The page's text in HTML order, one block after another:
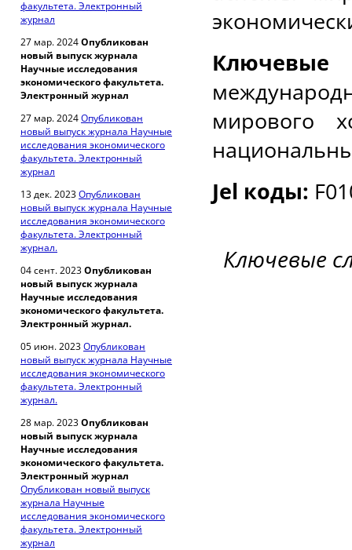
факультета. Электронный
журнал
27 мар. 2024Опубликован
новый выпуск журнала
Научные исследования
экономического факультета.
Электронный журнал
27 мар. 2024Опубликован
новый выпуск журнала Научные
исследования экономического
факультета. Электронный
журнал
13 дек. 2023Опубликован
новый выпуск журнала Научные
исследования экономического
факультета. Электронный
журнал.
04 сент. 2023Опубликован
новый выпуск журнала
Научные исследования
экономического факультета.
Электронный журнал.
05 июн. 2023Опубликован
новый выпуск журнала Научные
исследования экономического
факультета. Электронный
журнал.
28 мар. 2023Опубликован
новый выпуск журнала
Научные исследования
экономического факультета.
Электронный журнал
Опубликован новый выпуск
журнала Научные
исследования экономического
факультета. Электронный
журнал
мирового
Jel коды:
Ключевые